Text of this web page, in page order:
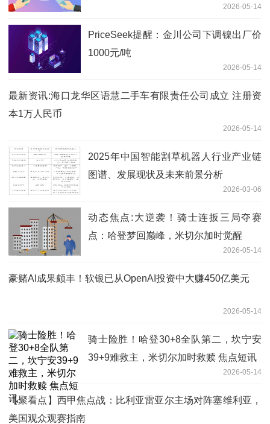
2026-05-14
PriceSeek提醒：金川公司下调镍出厂价
1000元/吨
2026-05-14
最新资讯:海口龙华区语慧二手车有限责任公司成立 注册资
本1万人民币
2026-05-14
2025年中国智能割草机器人行业产业链
图谱、发展现状及未来前景分析
2026-03-06
动态焦点:大逆袭！骑士连扳三局夺赛
点：哈登梦回巅峰，米切尔加时觉醒
2026-05-14
豪赌AI成果颇丰！软银已从OpenAI投资中大赚450亿美元
2026-05-14
骑士险胜！哈登30+8全队第二，坎宁安
39+9难救主，米切尔加时救赎 焦点短讯
2026-05-14
【聚看点】西甲焦点战：比利亚雷亚尔主场对阵塞维利亚，
美国观众观赛指南